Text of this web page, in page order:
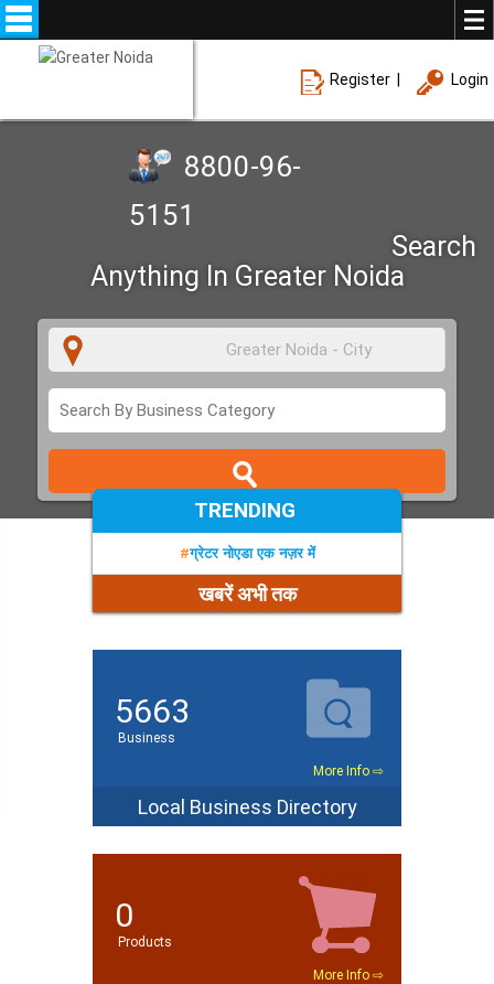
Register Login
8800-96-
5151
Search
Anything In Greater Noida
TRENDING
#ग्रेटर नोएडा एक नज़र में
खबरें अभी तक
5663
Business
More Info ⇨
Local Business Directory
0
Products
More Info ⇨